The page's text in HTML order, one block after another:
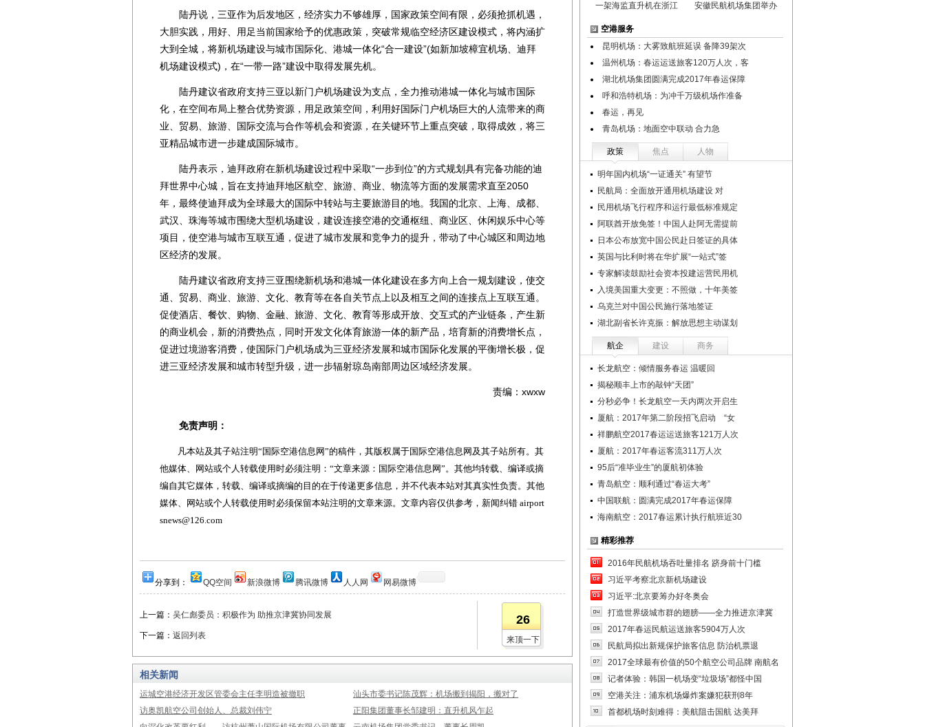
陆丹说，三亚作为后发地区，经济实力不够雄厚，国家政策空间有限，必须抢抓机遇，
大胆实践，用好、用足当前国家给予的优惠政策，突破常规临空经济区建设模式，将内涵扩
大到全城，将新机场建设与城市国际化、港城一体化“合一建设”(如新加坡樟宜机场、迪拜
机场建设模式)，在“一带一路”建设中取得发展先机。
陆丹建议省政府支持三亚以新门户机场建设为支点，全力推动港城一体化与城市国际
化，在空间布局上整合优势资源，用足政策空间，利用好国际门户机场巨大的人流带来的商
业、贸易、旅游、国际交流与合作等机会和资源，在关键环节上重点突破，取得成效，将三
亚精品城市进一步建成国际城市。
陆丹表示，迪拜政府在新机场建设过程中采取“一步到位”的方式规划具有完备功能的迪
拜世界中心城，旨在支持迪拜地区航空、旅游、商业、物流等方面的发展需求直至2050
年，最终使迪拜成为全球最大的国际中转站与主要旅游目的地。我国的北京、上海、成都、
武汉、珠海等城市围绕大型机场建设，建设连接空港的交通枢纽、商业区、休闲娱乐中心等
项目，使空港与城市互联互通，促进了城市发展和竞争力的提升，带动了中心城区和周边地
区经济的发展。
陆丹建议省政府支持三亚围绕新机场和港城一体化建设在多方向上合一规划建设，使交
通、贸易、商业、旅游、文化、教育等在各自关节点上以及相互之间的连接点上互联互通。
促使酒店、餐饮、购物、金融、旅游、文化、教育等形成开放、交互式的产业链条，产生新
的商业机会，新的消费热点，同时开发文化体育旅游一体的新产品，培育新的消费增长点，
促进过境游客消费，使国际门户机场成为三亚经济发展和城市国际化发展的平衡增长极，促
进三亚经济发展和城市转型升级，进一步辐射琼岛南部周边区域经济发展。
责编：xwxw
免责声明：
凡本站及其子站注明“国际空港信息网”的稿件，其版权属于国际空港信息网及其子站所有。其
他媒体、网站或个人转载使用时必须注明：“文章来源：国际空港信息网”。其他均转载、编译或摘
编自其它媒体，转载、编译或摘编的目的在于传递更多信息，并不代表本站对其真实性负责。其他
媒体、网站或个人转载使用时必须保留本站注明的文章来源。文章内容仅供参考，新闻纠错 airport
snews@126.com
分享到： QQ空间 新浪微博 腾讯微博 人人网 网易微博
上一篇： 吴仁彪委员：积极作为 助推京津冀协同发展
下一篇： 返回列表
26
来顶一下
相关新闻
运城空港经济开发区管委会主任李明造被撤职
汕头市委书记陈茂辉：机场搬到揭阳，搬对了
访奥凯航空公司创始人、总裁刘伟宁
正阳集团董事长邹建明：直升机风乍起
一架海监直升机在浙江 安徽民航机场集团举办
空港服务
昆明机场：大雾致航班延误 备降39架次
温州机场：春运运送旅客120万人次，客
湖北机场集团圆满完成2017年春运保障
呼和浩特机场：为冲千万级机场作准备
春运，再见
青岛机场：地面空中联动 合力急
政策 焦点 人物
明年国内机场“一证通关” 有望节
民航局：全面放开通用机场建设 对
民用机场飞行程序和运行最低标准规定
阿联酋开放免签！中国人赴阿无需提前
日本公布放宽中国公民赴日签证的具体
英国与比利时将在华扩展“一站式”签
专家解读鼓励社会资本投建运营民用机
入境美国重大变更：不照做，十年美签
乌克兰对中国公民施行落地签证
湖北副省长许克振：解放思想主动谋划
航企 建设 商务
长龙航空：倾情服务春运 温暖回
揭秘顺丰上市的敲钟“天团”
分秒必争！长龙航空一天内两次开启生
厦航：2017年第二阶段招飞启动 “女
祥鹏航空2017春运运送旅客121万人次
厦航：2017年春运客流311万人次
95后“准毕业生”的厦航初体验
青岛航空：顺利通过“春运大考”
中国联航：圆满完成2017年春运保障
海南航空：2017春运累计执行航班近30
精彩推荐
2016年民航机场吞吐量排名 跻身前十门槛
习近平考察北京新机场建设
习近平:北京要筹办好冬奥会
打造世界级城市群的翅膀——全力推进京津冀
2017年春运民航运送旅客5904万人次
民航局拟出新规保护旅客信息 防治机票退
2017全球最有价值的50个航空公司品牌 南航名
记者体验：韩国一机场变“垃圾场”都怪中国
空港关注：浦东机场爆炸案嫌犯获刑8年
首都机场时刻难得：美航阻击国航 达美拜